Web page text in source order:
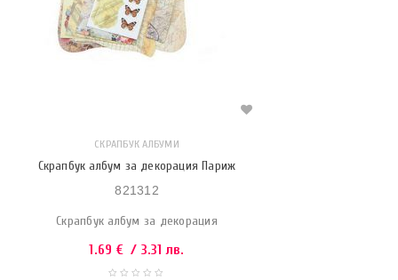
СКРАПБУК АЛБУМИ
Скрапбук албум за декорация Париж
821312
Скрапбук албум за декорация
1.69 € / 3.31 лв.